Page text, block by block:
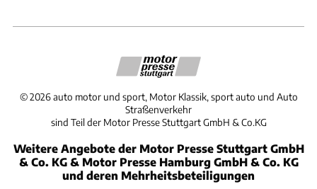
©2026 auto motor und sport, Motor Klassik, sport auto und Auto
Straßenverkehr
sind Teil der Motor Presse Stuttgart GmbH & Co.KG
Weitere Angebote der Motor Presse Stuttgart GmbH
& Co. KG & Motor Presse Hamburg GmbH & Co. KG
und deren Mehrheitsbeteiligungen